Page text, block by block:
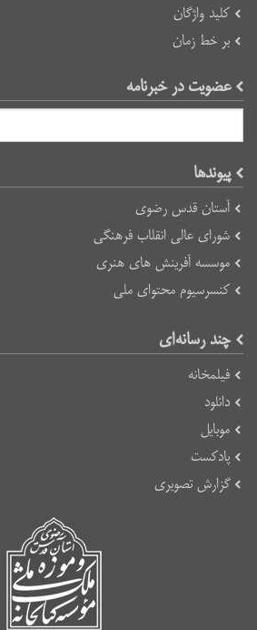
کلید واژگان
بر خط زمان
عضویت در خبرنامه
پیوند‌ها
آستان قدس رضوی
شورای عالی انقلاب فرهنگی
موسسه آفرینش های هنری
کنسرسیوم محتوای ملی
چند رسانه‌ای
فیلمخانه
دانلود
موبایل
پادکست
گزارش تصویری